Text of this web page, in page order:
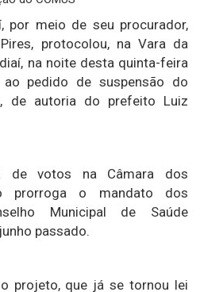
por meio de seu procurador,
protocolou, na Vara da
na noite desta quinta-feira
pedido de suspensão do
de autoria do prefeito Luiz
de votos na Câmara dos
prorroga o mandato dos
Municipal de Saúde
passado.
projeto, que já se tornou lei